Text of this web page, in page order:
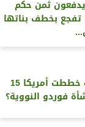
يدفعون ثمن حكم
تفجع بخطف بناتها
ضربة مؤجلة.. كيف خططت أمريكا 15
فوردو النووية؟